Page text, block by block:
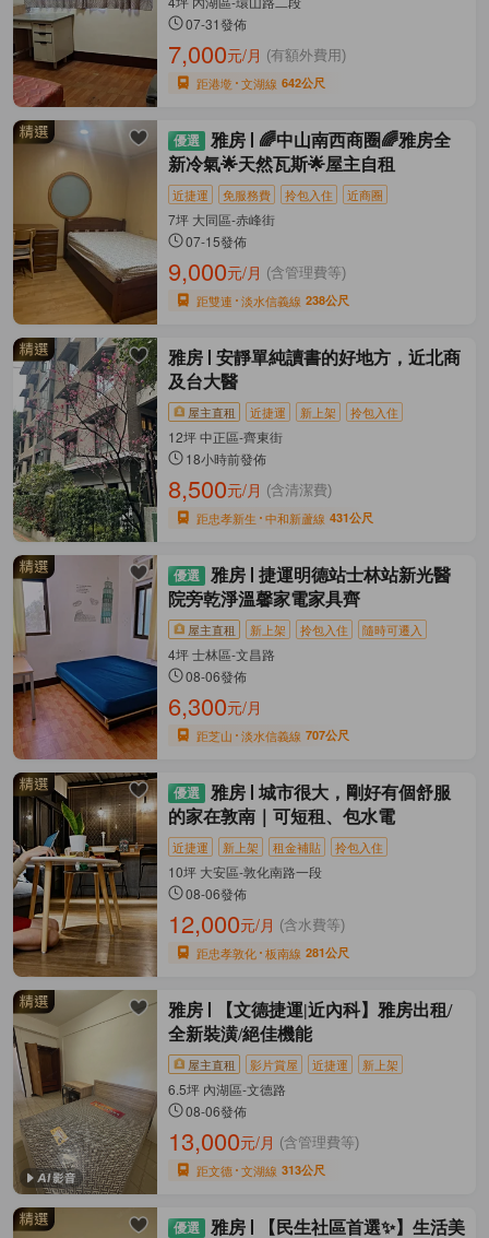
07-31發佈
7,000元/月 (有額外費用)
距港墘 文湖線 642公尺
雅房
🌈中山南西商圈🌈雅房全
新冷氣🌟天然瓦斯🌟屋主自租
近捷運 免服務費 拎包入住 近商圈
7坪 大同區-赤峰街
07-15發佈
9,000元/月 (含管理費等)
距雙連 淡水信義線 238公尺
雅房
安靜單純讀書的好地方，近北商
及台大醫
屋主直租 近捷運 新上架 拎包入住
12坪 中正區-齊東街
18小時前發佈
8,500元/月 (含清潔費)
距忠孝新生 中和新蘆線 431公尺
雅房
捷運明德站士林站新光醫
院旁乾淨溫馨家電家具齊
屋主直租 新上架 拎包入住 隨時可遷入
4坪 士林區-文昌路
08-06發佈
6,300元/月
距芝山 淡水信義線 707公尺
雅房
城市很大，剛好有個舒服
的家在敦南｜可短租、包水電
近捷運 新上架 租金補貼 拎包入住
10坪 大安區-敦化南路一段
08-06發佈
12,000元/月 (含水費等)
距忠孝敦化 板南線 281公尺
雅房
【文德捷運|近內科】雅房出租/
全新裝潢/絕佳機能
屋主直租 影片賞屋 近捷運 新上架
6.5坪 內湖區-文德路
08-06發佈
13,000元/月 (含管理費等)
距文德 文湖線 313公尺
雅房
【民生社區首選✨】生活美